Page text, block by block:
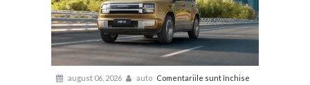
august 06, 2026 auto Comentariile sunt închise